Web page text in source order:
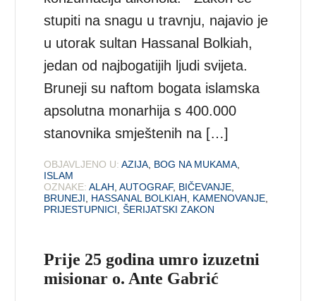
stupiti na snagu u travnju, najavio je
u utorak sultan Hassanal Bolkiah,
jedan od najbogatijih ljudi svijeta.
Bruneji su naftom bogata islamska
apsolutna monarhija s 400.000
stanovnika smještenih na […]
OBJAVLJENO U: AZIJA BOG NA MUKAMA
ISLAM
OZNAKE: ALAH ,AUTOGRAF, BIČEVANJE
BRUNEJI
HASSANAL BOLKIAH KAMENOVANJE
PRIJESTUPNICI ,ŠERIJATSKI ZAKON
Prije 25 godina umro izuzetni
misionar o. Ante Gabrić